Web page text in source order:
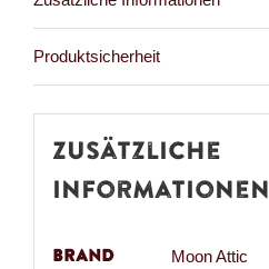
Produktsicherheit
Zusätzliche
Informationen
Brand Moon Attic